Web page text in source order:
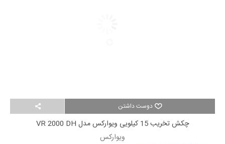
دوست داشتن
چکش تخریب 15 کیلویی ویوارکس مدل VR 2000 DH
ویوارکس